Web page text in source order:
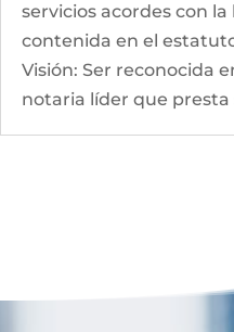
servicios acordes con
contenida en el
Visión: Ser reconocida
notaria líder que presta